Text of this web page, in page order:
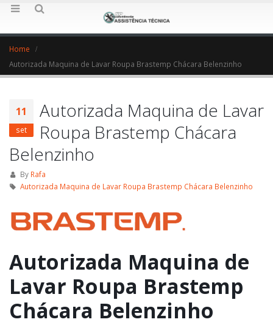
Home
Autorizada Maquina de Lavar Roupa Brastemp Chácara Belenzinho
11
set
Autorizada Maquina de Lavar
Roupa Brastemp Chácara
Belenzinho
By Rafa
Autorizada Maquina de Lavar Roupa Brastemp Chácara Belenzinho
Autorizada Maquina de
Lavar Roupa Brastemp
Chácara Belenzinho